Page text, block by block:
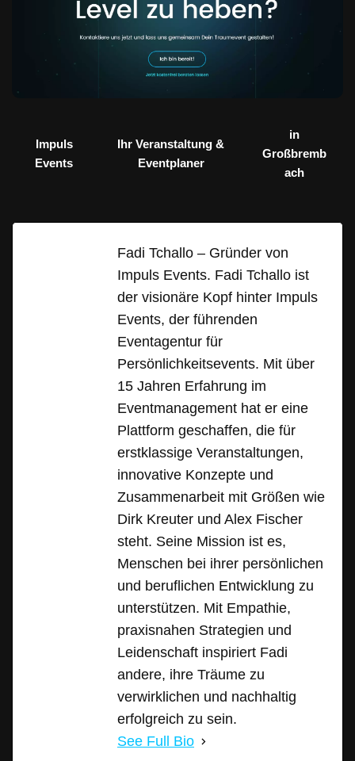
Impuls
Events
Ihr Veranstaltung &
Eventplaner
in
Großbremb
ach
Fadi Tchallo – Gründer von
Impuls Events. Fadi Tchallo ist
der visionäre Kopf hinter Impuls
Events, der führenden
Eventagentur für
Persönlichkeitsevents. Mit über
15 Jahren Erfahrung im
Eventmanagement hat er eine
Plattform geschaffen, die für
erstklassige Veranstaltungen,
innovative Konzepte und
Zusammenarbeit mit Größen wie
Dirk Kreuter und Alex Fischer
steht. Seine Mission ist es,
Menschen bei ihrer persönlichen
und beruflichen Entwicklung zu
unterstützen. Mit Empathie,
praxisnahen Strategien und
Leidenschaft inspiriert Fadi
andere, ihre Träume zu
verwirklichen und nachhaltig
erfolgreich zu sein.
See Full Bio